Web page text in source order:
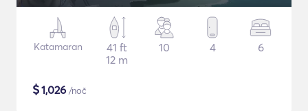
Katamaran
41 ft
12 m
10 4 6
$1,026 /noč